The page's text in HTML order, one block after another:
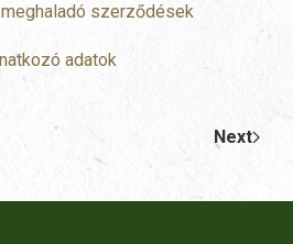
szerződések
adatok
Next